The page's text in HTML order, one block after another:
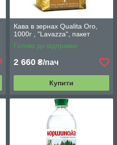
Кава в зернах Qualita Oro,
1000г , "Lavazza", пакет
Готово до відправки
2 660 ₴/пач
Купити